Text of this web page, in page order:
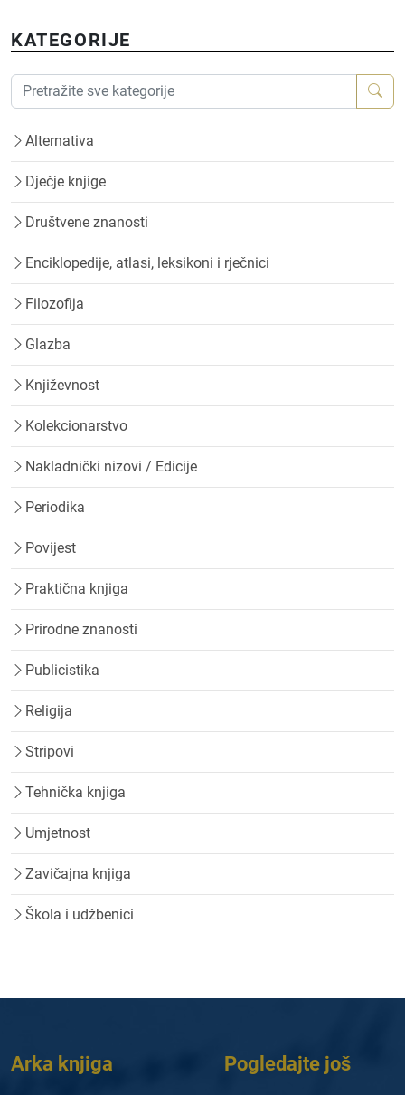
KATEGORIJE
Alternativa
Dječje knjige
Društvene znanosti
Enciklopedije, atlasi, leksikoni i rječnici
Filozofija
Glazba
Književnost
Kolekcionarstvo
Nakladnički nizovi / Edicije
Periodika
Povijest
Praktična knjiga
Prirodne znanosti
Publicistika
Religija
Stripovi
Tehnička knjiga
Umjetnost
Zavičajna knjiga
Škola i udžbenici
Arka knjiga Pogledajte još